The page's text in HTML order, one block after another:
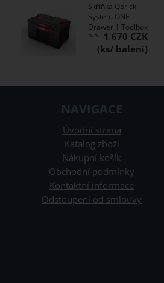
Skříňka Qbrick
System ONE
Drawer 1 Toolbox
2.0
1 670 CZK
NAVIGACE
Úvodní strana
Katalog zboží
Nákupní košík
Obchodní podmínky
Kontaktní informace
Odstoupení od smlouvy